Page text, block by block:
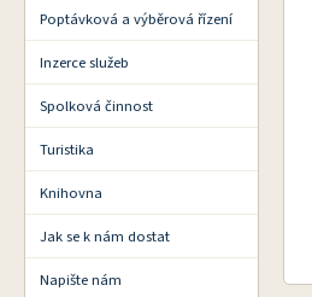
Poptávková a výběrová řízení
Inzerce služeb
Spolková činnost
Turistika
Knihovna
Jak se k nám dostat
Napište nám